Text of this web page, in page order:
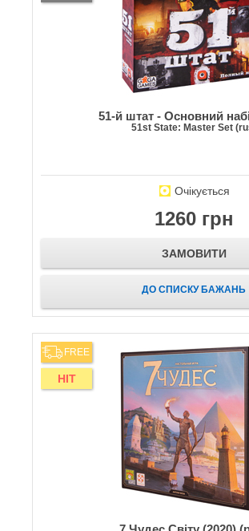
51-й штат - Основний
51st State: Master Set
Очікується
1260 грн
ЗАМОВИТИ
ДО СПИСКУ БАЖАНЬ
FREE
HIT